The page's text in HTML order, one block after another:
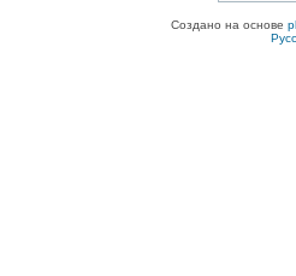
Создано на основе